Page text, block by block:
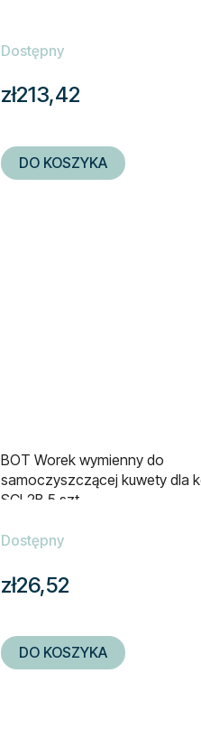
Dostępny
zł213,42
DO KOSZYKA
BOT Worek wymienny do
samoczyszczącej kuwety dla
SCL2B 5 szt.
Dostępny
zł26,52
DO KOSZYKA